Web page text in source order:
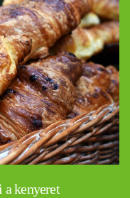
a kenyeret